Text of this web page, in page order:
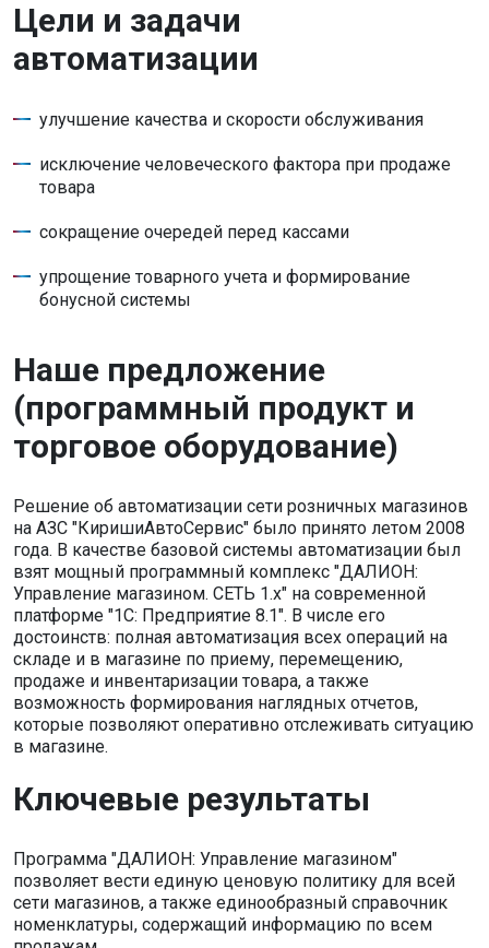
Цели и задачи
автоматизации
улучшение качества и скорости обслуживания
исключение человеческого фактора при продаже
товара
сокращение очередей перед кассами
упрощение товарного учета и формирование
бонусной системы
Наше предложение
(программный продукт и
торговое оборудование)
Решение об автоматизации сети розничных магазинов
на АЗС "КиришиАвтоСервис" было принято летом 2008
года. В качестве базовой системы автоматизации был
взят мощный программный комплекс "ДАЛИОН:
Управление магазином. СЕТЬ 1.х" на современной
платформе "1С: Предприятие 8.1". В числе его
достоинств: полная автоматизация всех операций на
складе и в магазине по приему, перемещению,
продаже и инвентаризации товара, а также
возможность формирования наглядных отчетов,
которые позволяют оперативно отслеживать ситуацию
в магазине.
Ключевые результаты
Программа "ДАЛИОН: Управление магазином"
позволяет вести единую ценовую политику для всей
сети магазинов, а также единообразный справочник
номенклатуры, содержащий информацию по всем